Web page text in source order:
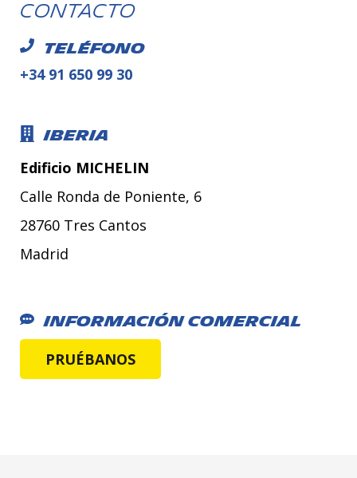
Contacto
Teléfono
+34 91 650 99 30
Iberia
Edificio MICHELIN
Calle Ronda de Poniente, 6
28760 Tres Cantos
Madrid
Información Comercial
PRUÉBANOS